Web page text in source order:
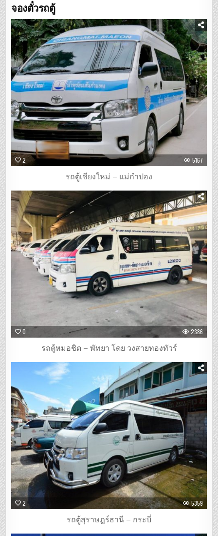
จองตั๋วรถตู้
2 5167
รถตู้เชียงใหม่ – แม่กำปอง
0 2386
รถตู้หมอชิต – พัทยา โดย วงสายทองทัวร์
2 5359
รถตู้สุราษฎร์ธานี – กระบี่